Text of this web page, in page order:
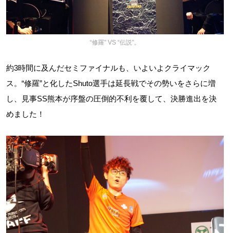
“修羅” VS “伝説”。
約3時間に及んだセミファイナルも、いよいよクライマック
ス。“修羅”と化したShuto選手は延長戦でその勢いをさらに増
し、見事SS熊本が序盤の圧倒的不利を覆して、決勝進出を決
めました！